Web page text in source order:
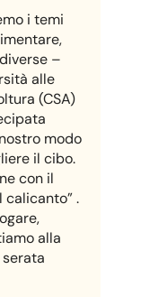
i temi
–
alle
(CSA)
modo
il cibo.
con il
calicanto” .
alla